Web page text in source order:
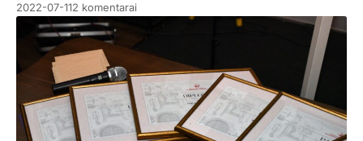
2022-07-112 komentarai